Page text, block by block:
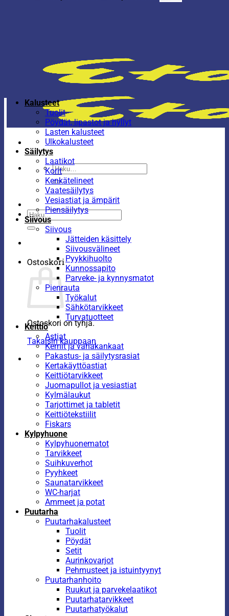
Etsi:
Etsi:
Ostoskori
Ostoskori on tyhjä.
Takaisin kauppaan
Kalusteet
Tuolit
Pöydät, lipastot ja hyllyt
Lasten kalusteet
Ulkokalusteet
Säilytys
Laatikot
Korit
Kenkätelineet
Vaatesäilytys
Vesiastiat ja ämpärit
Piensäilytys
Siivous
Siivous
Jätteiden käsittely
Siivousvälineet
Pyykkihuolto
Kunnossapito
Parveke- ja kynnysmatot
Pienrauta
Työkalut
Sähkötarvikkeet
Turvatuotteet
Keittiö
Astiat
Kernit ja vahakankaat
Pakastus- ja säilytysrasiat
Kertakäyttöastiat
Keittiötarvikkeet
Juomapullot ja vesiastiat
Kylmälaukut
Tarjottimet ja tabletit
Keittiötekstiilit
Fiskars
Kylpyhuone
Kylpyhuonematot
Tarvikkeet
Suihkuverhot
Pyyhkeet
Saunatarvikkeet
WC-harjat
Ammeet ja potat
Puutarha
Puutarhakalusteet
Tuolit
Pöydät
Setit
Aurinkovarjot
Pehmusteet ja istuintyynyt
Puutarhanhoito
Ruukut ja parvekelaatikot
Puutarhatarvikkeet
Puutarhatyökalut